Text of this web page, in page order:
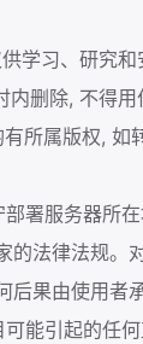
学习、研究和
删除, 不得用
所属版权, 如
署服务器所在
的法律法规。
果由使用者承
能引起的任